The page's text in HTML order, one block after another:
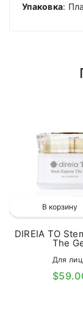
Упаковка:
В корзину
DIREIA TO
The
Для